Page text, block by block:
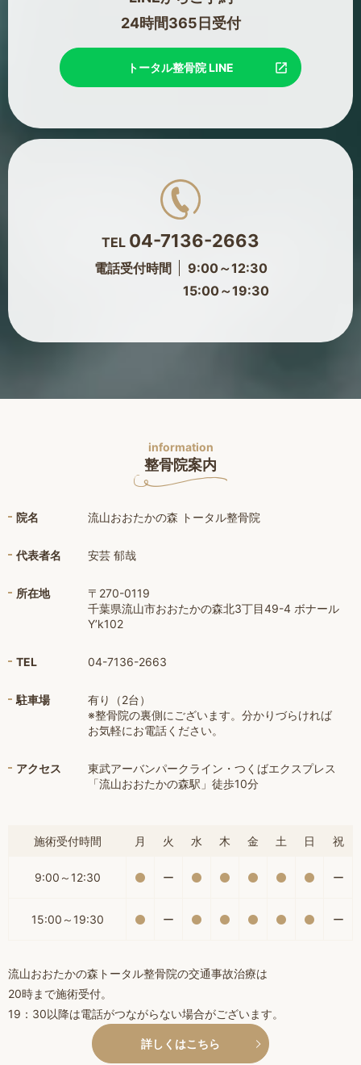
24時間365日受付
トータル整骨院 LINE
TEL 04-7136-2663
電話受付時間
9:00～12:30
15:00～19:30
information
整骨院案内
院名 流山おおたかの森 トータル整骨院
代表者名 安芸 郁哉
所在地
〒270-0119
千葉県流山市おおたかの森北3丁目49-4 ボナール
Y’k102
TEL 04-7136-2663
駐車場
有り（2台）
※整骨院の裏側にございます。分かりづらければ
お気軽にお電話ください。
アクセス
東武アーバンパークライン・つくばエクスプレス
「流山おおたかの森駅」徒歩10分
施術受付時間 月 火 水 木 金 土 日 祝
9:00～12:30 ー ー
15:00～19:30 ー ー
流山おおたかの森トータル整骨院の交通事故治療は
20時まで施術受付。
19：30以降は電話がつながらない場合がございます。
詳しくはこちら